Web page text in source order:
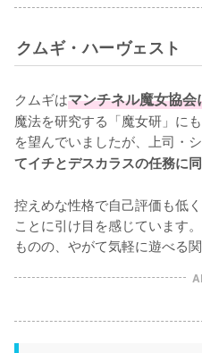
クムギ・ハーヴェスト
クムギはマンチネル魔女協
魔法を研究する「魔女研」に
を望んでいましたが、上司・
てイチとデスカラスの任務に
控えめな性格で自己評価も低
ことに引け目を感じています
ものの、やがて気軽に遊べる